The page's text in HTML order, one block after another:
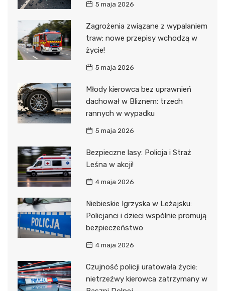
5 maja 2026
Zagrożenia związane z wypalaniem
traw: nowe przepisy wchodzą w
życie!
5 maja 2026
Młody kierowca bez uprawnień
dachował w Bliznem: trzech
rannych w wypadku
5 maja 2026
Bezpieczne lasy: Policja i Straż
Leśna w akcji!
4 maja 2026
Niebieskie Igrzyska w Leżajsku:
Policjanci i dzieci wspólnie promują
bezpieczeństwo
4 maja 2026
Czujność policji uratowała życie:
nietrzeźwy kierowca zatrzymany w